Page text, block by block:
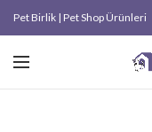
Pet Birlik | Pet Shop Ürünleri